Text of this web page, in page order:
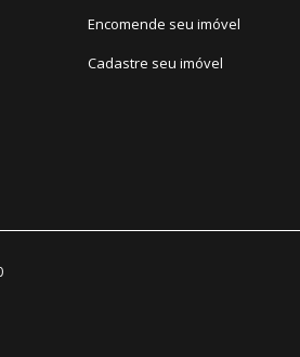
Encomende seu imóvel
Cadastre seu imóvel